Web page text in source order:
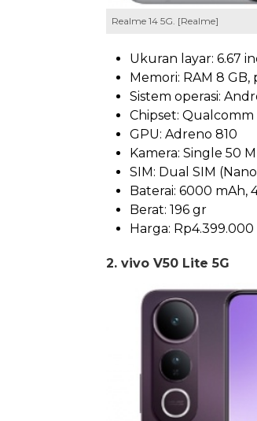
Realme 14 5G. [Realme]
Ukuran layar: 6.67
Memori: RAM 8
Sistem operasi:
Chipset:
GPU: Adreno 810
Kamera: Single 50
SIM: Dual SIM
Baterai: 6000 mAh,
Berat: 196 gr
Harga: Rp4.399.000
2. vivo V50 Lite 5G